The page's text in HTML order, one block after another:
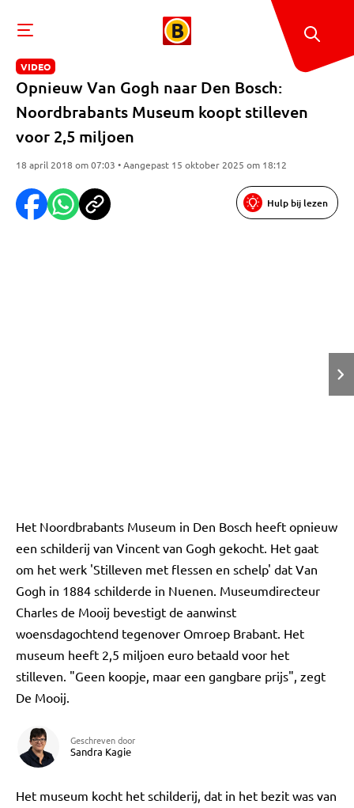
VIDEO
Opnieuw Van Gogh naar Den Bosch:
Noordbrabants Museum koopt stilleven
voor 2,5 miljoen
18 april 2018 om 07:03 • Aangepast 15 oktober 2025 om 18:12
Hulp bij lezen
Het Noordbrabants Museum in Den Bosch heeft opnieuw
een schilderij van Vincent van Gogh gekocht. Het gaat
om het werk 'Stilleven met flessen en schelp' dat Van
Gogh in 1884 schilderde in Nuenen. Museumdirecteur
Charles de Mooij bevestigt de aanwinst
woensdagochtend tegenover Omroep Brabant. Het
museum heeft 2,5 miljoen euro betaald voor het
stilleven. "Geen koopje, maar een gangbare prijs", zegt
De Mooij.
Geschreven door
Sandra Kagie
Het museum kocht het schilderij, dat in het bezit was van